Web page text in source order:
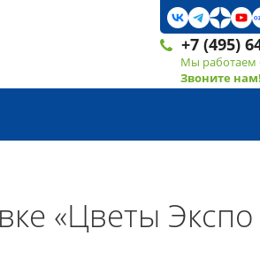
+7 (495)
Мы работаем
Звоните нам!
«Цветы Экспо